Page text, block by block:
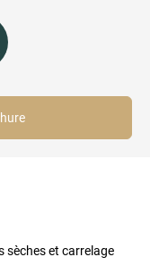
sèches et carrelage